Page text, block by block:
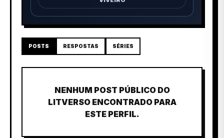
POSTS RESPOSTAS SÉRIES
NENHUM POST PÚBLICO DO
LITVERSO ENCONTRADO PARA
ESTE PERFIL.